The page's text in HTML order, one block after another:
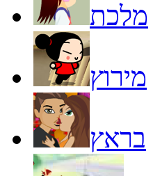
מלכת
מירוץ
בראץ